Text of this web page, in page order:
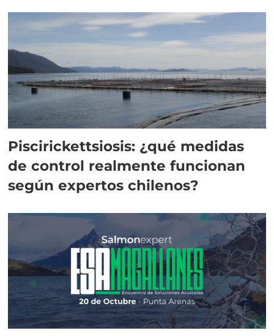
Piscirickettsiosis: ¿qué medidas
de control realmente funcionan
según expertos chilenos?